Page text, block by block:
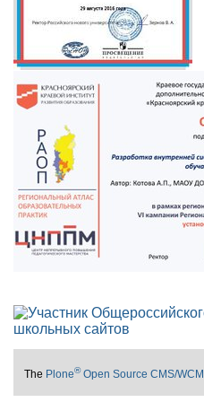
The Plone®Open Source CMS/WCM